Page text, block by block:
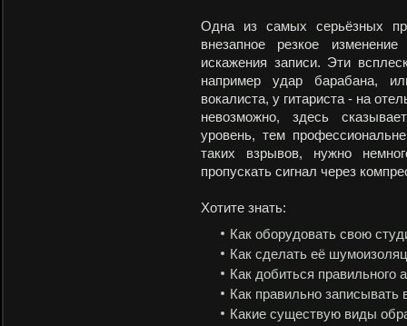
Одна из самых серьёзных
внезапное резкое
искажения записи. Эти
например удар барабана,
вокалиста, у гитариста - на
невозможно, здесь
уровень, тем
таких взрывов, нужно
пропускать сигнал через
Хотите знать:
Как оборудовать свою
Как сделать её
Как добиться правильного
Как правильно записывать
Какие существую виды